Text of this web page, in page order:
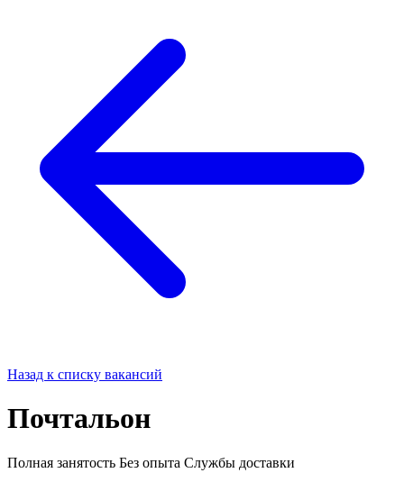
Назад к списку вакансий
Почтальон
Полная занятость Без опыта Службы доставки